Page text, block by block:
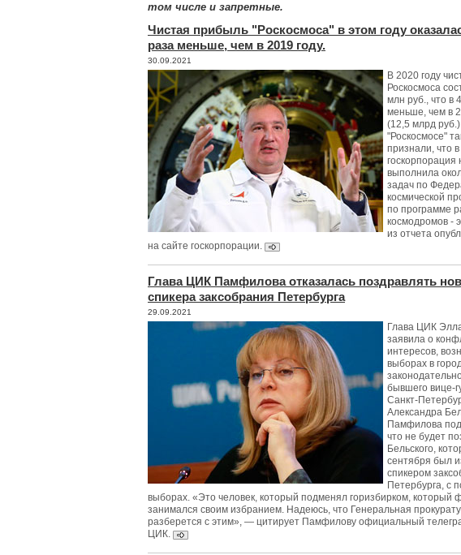
том числе и запретные.
Чистая прибыль "Роскосмоса" в этом году
раза меньше, чем в 2019 году.
30.09.2021
В 2020 году
Роскосмоса
млн руб., что в
меньше, чем в
(12,5 млрд
"Роскосмосе"
признали, что
госкорпорация
выполнила
задач по
космической
по программе
космодромов -
из отчета
на сайте госкорпорации.
Глава ЦИК Памфилова отказалась поздравлять
спикера заксобрания Петербурга
29.09.2021
Глава ЦИК
заявила о
интересов,
выборах в
бывшего вице-
Санкт-
Александра
Памфилова
что не будет
Бельского,
сентября был
спикером
Петербурга, с
выборах. «Это человек, который подменял горизбирком, который
занимался своим избранием. Надеюсь, что Генеральная
разберется с этим», — цитирует Памфилову официальный
ЦИК.